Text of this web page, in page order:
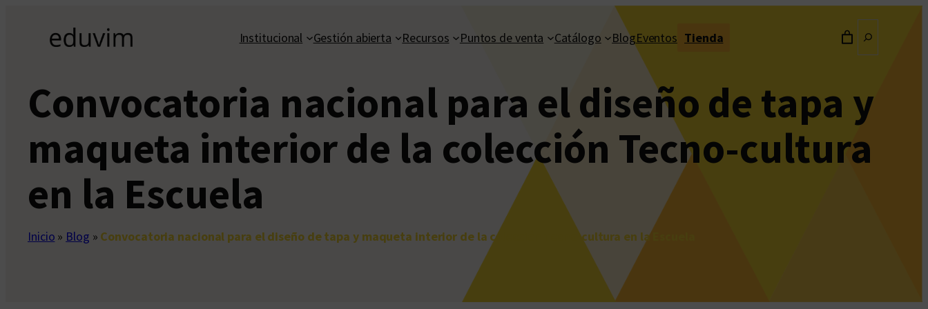
contenido
Institucional Gestión abierta Recursos Puntos de venta Catálogo BlogEventos Tienda
Convocatoria nacional para el diseño de tapa y
maqueta interior de la colección Tecno-cultura
en la Escuela
Inicio » Blog » Convocatoria nacional para el diseño de tapa y maqueta interior de la colección Tecno-cultura en la Escuela